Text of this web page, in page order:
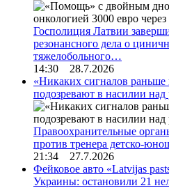
Госполиция Латвии
резонансного дела о
тяжелобольного…
14:30 28.7.2026
«Никаких сигналов раньше
подозревают в насилии над
Правоохранительные
против тренера детско-
21:34 27.7.2026
Фейковое авто «Latvijas
Украины: остановили 21